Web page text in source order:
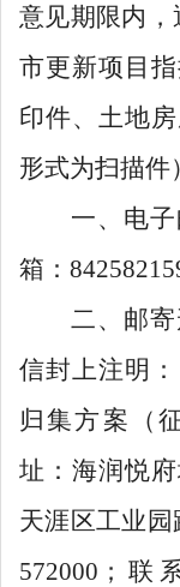
意见期限内，
市更新项目
印件、土地
形式为扫描件
一、 电
箱 ：
二、 邮
信封上注明
归集方案（
址：海润悦
天涯区工业园
572000 ；联